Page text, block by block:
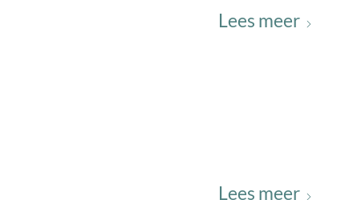
Lees meer
Lees meer